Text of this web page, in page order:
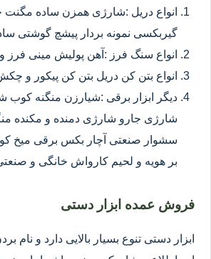
انواع دریل :شارژی همزن ساده
گیربکسی نمونه بردار پیشچ گوشتی
انواع سنگ فرز :آهن پولیش مینی فرز
انواع بتن کن دریل بتن کن پیکور و
دیگر ابزار برقی :شیارزن منگنه
شارژی جارو شارژی دمنده و مکنده
سشوار صنعتی آچار بکس برقی میخ
بر هویه و لحیم کارواش خانگی و
فروش عمده ابزار دستی
ابزار دستی تنوع بسیار بالایی دارد و نام